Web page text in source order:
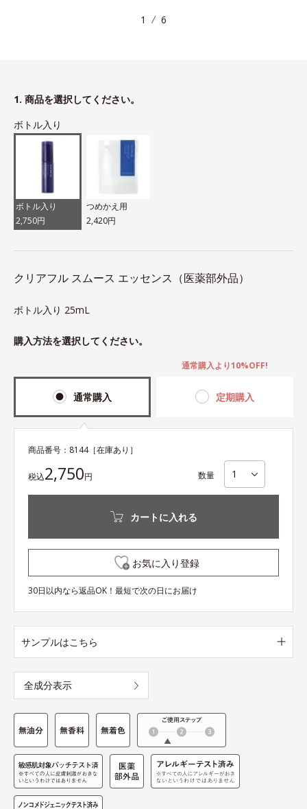
1 6
1. 商品を選択してください。
ボトル入り
ボトル入り
2,750円
つめかえ用
2,420円
クリアフル スムース エッセンス（医薬部外品）
ボトル入り 25mL
購入方法を選択してください。
通常購入 定期購入
通常購入より10%OFF!
商品番号： 8144［在庫あり］
税込2,750円 数量
カートに入れる
お気に入り登録
30日以内なら返品OK！最短で次の日にお届け
サンプルはこちら
全成分表示